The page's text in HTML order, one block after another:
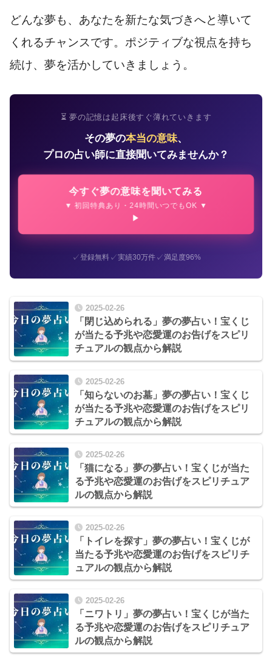
どんな夢も、あなたを新たな気づきへと導いて
くれるチャンスです。ポジティブな視点を持ち
続け、夢を活かしていきましょう。
⏳ 夢の記憶は起床後すぐ薄れていきます
その夢の本当の意味、
プロの占い師に直接聞いてみませんか？
今すぐ夢の意味を聞いてみる
▼ 初回特典あり・24時間いつでもOK ▼
✓登録無料✓実績30万件✓満足度96%
2025-02-26
「閉じ込められる」夢の夢占い！宝くじ
が当たる予兆や恋愛運のお告げをスピリ
チュアルの観点から解説
2025-02-26
「知らないのお墓」夢の夢占い！宝くじ
が当たる予兆や恋愛運のお告げをスピリ
チュアルの観点から解説
2025-02-26
「猫になる」夢の夢占い！宝くじが当た
る予兆や恋愛運のお告げをスピリチュア
ルの観点から解説
2025-02-26
「トイレを探す」夢の夢占い！宝くじが
当たる予兆や恋愛運のお告げをスピリチ
ュアルの観点から解説
2025-02-26
「ニワトリ」夢の夢占い！宝くじが当た
る予兆や恋愛運のお告げをスピリチュア
ルの観点から解説